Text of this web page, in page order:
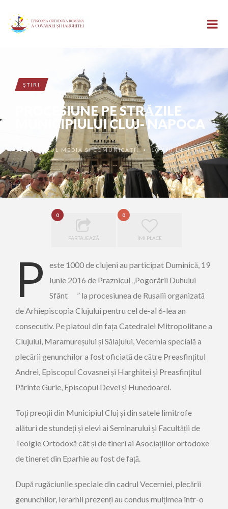
ŞTIRI
PROCESIUNE PE STRĂZILE
MUNICIPIULUI CLUJ- NAPOCA
DESECTORUL MEDIA ȘI COMUNICAȚII • 10 ANI ÎN URMĂ
0
PARTAJEAZĂ
0
ÎMI PLACE
P
este 1000 de clujeni au participat Duminică, 19
Iunie 2016 de Praznicul „Pogorârii Duhului
Sfânt ” la procesiunea de Rusalii organizată
de Arhiepiscopia Clujului pentru cel de-al 6-lea an
consecutiv. Pe platoul din fața Catedralei Mitropolitane a
Clujului, Maramureșului și Sălajului, Vecernia specială a
plecării genunchilor a fost oficiată de către Preasfințitul
Andrei, Episcopul Covasnei și Harghitei și Preasfințitul
Părinte Gurie, Episcopul Devei și Hunedoarei.
Toți preoții din Municipiul Cluj și din satele limitrofe
alături de stundeți și elevi ai Seminarului și Facultății de
Teolgie Ortodoxă cât și de tineri ai Asociațiilor ortodoxe
de tineret din Eparhie au fost de față.
După rugăciunile speciale din cadrul Vecerniei, plecării
genunchilor, Ierarhii prezenți au condus mulțimea într-o